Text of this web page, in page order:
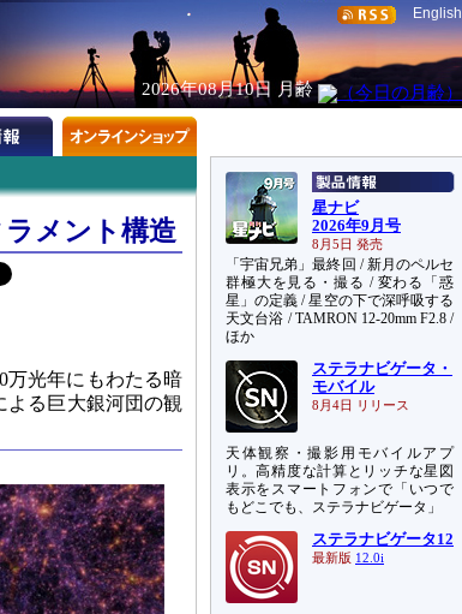
English
2026年08月10日 月齢
メント構造
万光年にもわたる暗
よる巨大銀河団の観
星ナビ
2026年9月号
8月5日 発売
「宇宙兄弟」最終回 / 新月のペルセ
群極大を見る・撮る / 変わる「惑
星」の定義 / 星空の下で深呼吸する
天文台浴 / TAMRON 12-20mm F2.8 /
ほか
ステラナビゲータ・
モバイル
8月4日 リリース
天体観察・撮影用モバイルアプ
リ。高精度な計算とリッチな星図
表示をスマートフォンで「いつで
もどこでも、ステラナビゲータ」
ステラナビゲータ12
最新版 12.0i